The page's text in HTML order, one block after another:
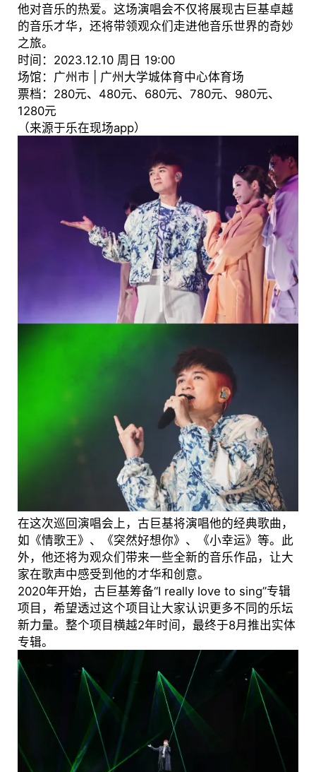
他对音乐的热爱。这场演唱会不仅将展现古巨基卓越
的音乐才华，还将带领观众们走进他音乐世界的奇妙
之旅。
时间：2023.12.10 周日 19:00
场馆：广州市 | 广州大学城体育中心体育场
票档：280元、480元、680元、780元、980元、
1280元
（来源于乐在现场app）
在这次巡回演唱会上，古巨基将演唱他的经典歌曲，
如《情歌王》、《突然好想你》、《小幸运》等。此
外，他还将为观众们带来一些全新的音乐作品，让大
家在歌声中感受到他的才华和创意。
2020年开始，古巨基筹备“I really love to sing”专辑
项目，希望透过这个项目让大家认识更多不同的乐坛
新力量。整个项目横越2年时间，最终于8月推出实体
专辑。